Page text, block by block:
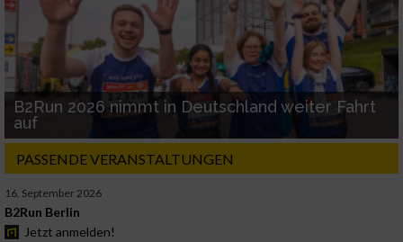
B2Run 2026 nimmt in Deutschland weiter Fahrt
auf
PASSENDE VERANSTALTUNGEN
16. September 2026
B2Run Berlin
Jetzt anmelden!